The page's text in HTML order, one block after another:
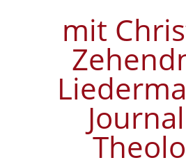
mit